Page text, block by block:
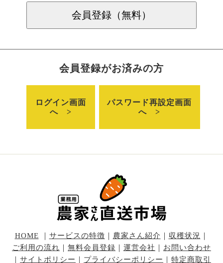
会員登録がお済みの方
ログイン画面
へ >
パスワード再設定画面
へ >
HOME サービスの特徴 農家さん紹介 収穫状況
ご利用の流れ
無料会員登録 運営会社
お問い合わせ
サイトポリシー プライバシーポリシー 特定商取引